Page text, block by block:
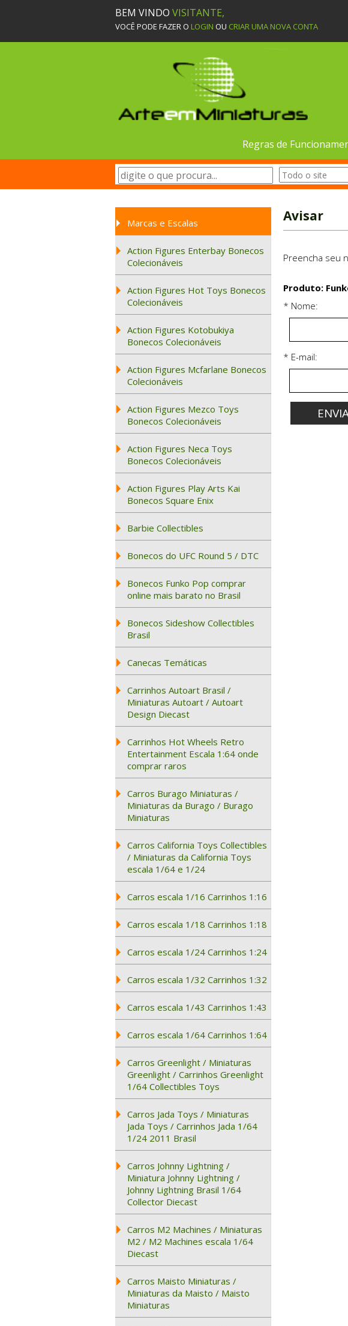
BEM VINDO VISITANTE,
VOCÊ PODE FAZER O LOGIN OU CRIAR UMA NOVA CONTA
Regras de
Marcas e Escalas
Action Figures Enterbay Bonecos
Colecionáveis
Action Figures Hot Toys Bonecos
Colecionáveis
Action Figures Kotobukiya
Bonecos Colecionáveis
Action Figures Mcfarlane Bonecos
Colecionáveis
Action Figures Mezco Toys
Bonecos Colecionáveis
Action Figures Neca Toys
Bonecos Colecionáveis
Action Figures Play Arts Kai
Bonecos Square Enix
Barbie Collectibles
Bonecos do UFC Round 5 / DTC
Bonecos Funko Pop comprar
online mais barato no Brasil
Bonecos Sideshow Collectibles
Brasil
Canecas Temáticas
Carrinhos Autoart Brasil /
Miniaturas Autoart / Autoart
Design Diecast
Carrinhos Hot Wheels Retro
Entertainment Escala 1:64 onde
comprar raros
Carros Burago Miniaturas /
Miniaturas da Burago / Burago
Miniaturas
Carros California Toys Collectibles
/ Miniaturas da California Toys
escala 1/64 e 1/24
Carros escala 1/16 Carrinhos 1:16
Carros escala 1/18 Carrinhos 1:18
Carros escala 1/24 Carrinhos 1:24
Carros escala 1/32 Carrinhos 1:32
Carros escala 1/43 Carrinhos 1:43
Carros escala 1/64 Carrinhos 1:64
Carros Greenlight / Miniaturas
Greenlight / Carrinhos Greenlight
1/64 Collectibles Toys
Carros Jada Toys / Miniaturas
Jada Toys / Carrinhos Jada 1/64
1/24 2011 Brasil
Carros Johnny Lightning /
Miniatura Johnny Lightning /
Johnny Lightning Brasil 1/64
Collector Diecast
Carros M2 Machines / Miniaturas
M2 / M2 Machines escala 1/64
Diecast
Carros Maisto Miniaturas /
Miniaturas da Maisto / Maisto
Miniaturas
Avisar
Preencha seu
Produto:
* Nome:
* E-mail: